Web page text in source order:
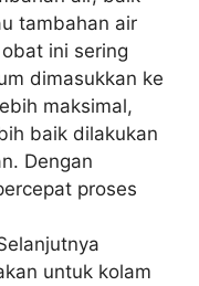
tambahan air
ini sering
dimasukkan ke
maksimal,
baik dilakukan
Dengan
proses
untuk kolam